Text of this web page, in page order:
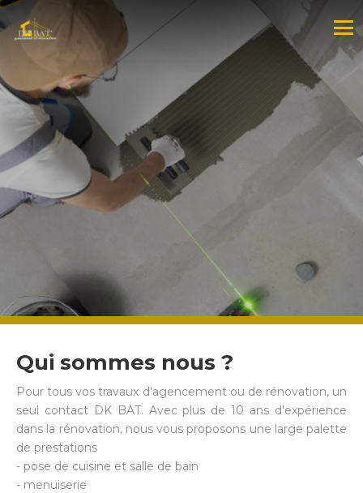
Qui sommes nous ?
Pour tous vos travaux d'agencement ou de rénovation, un
seul contact DK BAT. Avec plus de 10 ans d'expérience
dans la rénovation, nous vous proposons une large palette
de prestations
- pose de cuisine et salle de bain
- menuiserie